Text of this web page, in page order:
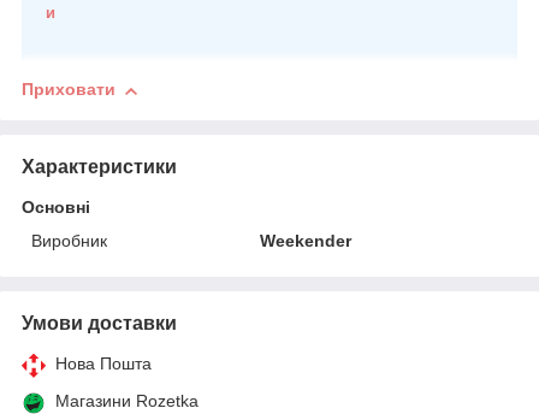
и
Приховати
Характеристики
Основні
Виробник
Weekender
Умови доставки
Нова Пошта
Магазини Rozetka